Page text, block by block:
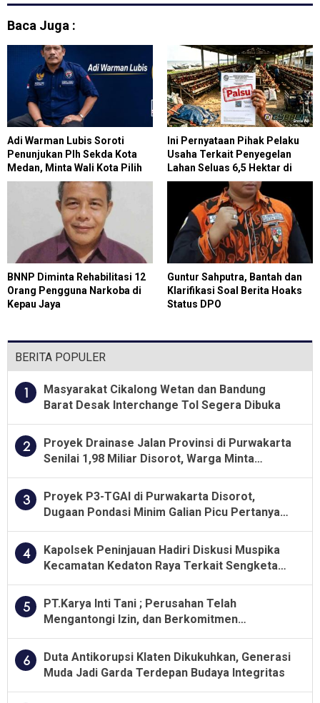
Presiden
Baca Juga :
Adi Warman Lubis Soroti
Penunjukan Plh Sekda Kota
Medan, Minta Wali Kota Pilih
Figur yang Tepat
Ini Pernyataan Pihak Pelaku
Usaha Terkait Penyegelan
Lahan Seluas 6,5 Hektar di
Paluh Sibaji Pantai
LabuOleh Satpol PP Kabupaten
Deli Serdang
BNNP Diminta Rehabilitasi 12
Orang Pengguna Narkoba di
Kepau Jaya
Guntur Sahputra, Bantah dan
Klarifikasi Soal Berita Hoaks
Status DPO
BERITA POPULER
1
Masyarakat Cikalong Wetan dan Bandung
Barat Desak Interchange Tol Segera Dibuka
2
Proyek Drainase Jalan Provinsi di Purwakarta
Senilai 1,98 Miliar Disorot, Warga Minta
Kualitas Pekerjaan Diawasi Ketat
3
Proyek P3-TGAI di Purwakarta Disorot,
Dugaan Pondasi Minim Galian Picu Pertanyaan
Besar soal Pengawasan
4
Kapolsek Peninjauan Hadiri Diskusi Muspika
Kecamatan Kedaton Raya Terkait Sengketa
Lahan Kelompok Tani Dengan PT. GNS
5
PT.Karya Inti Tani ; Perusahan Telah
Mengantongi Izin, dan Berkomitmen
Menjalankan Aturan Yang Berlaku
6
Duta Antikorupsi Klaten Dikukuhkan, Generasi
Muda Jadi Garda Terdepan Budaya Integritas